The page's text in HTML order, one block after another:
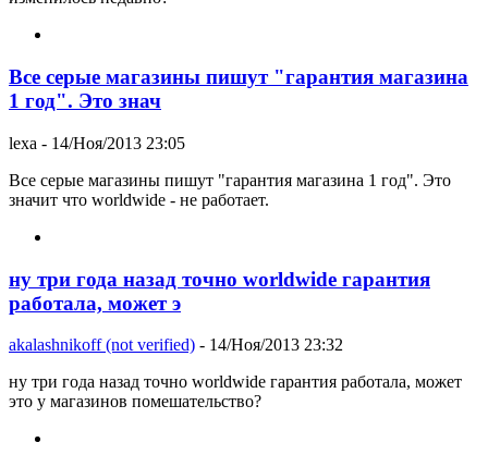
Все серые магазины пишут "гарантия магазина
1 год". Это знач
lexa - 14/Ноя/2013 23:05
Все серые магазины пишут "гарантия магазина 1 год". Это
значит что worldwide - не работает.
ну три года назад точно worldwide гарантия
работала, может э
akalashnikoff (not verified) - 14/Ноя/2013 23:32
ну три года назад точно worldwide гарантия работала, может
это у магазинов помешательство?